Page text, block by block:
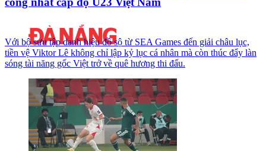
Với bộ sưu tập danh hiệu đồ sộ từ SEA Games đến giải châu lục,
tiền vệ Viktor Lê không chỉ lập kỷ lục cá nhân mà còn thúc đẩy làn
sóng tài năng gốc Việt trở về quê hương thi đấu.